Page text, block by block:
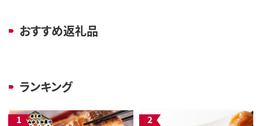
おすすめ返礼品
ランキング